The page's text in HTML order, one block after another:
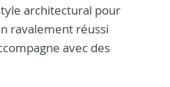
architectural pour
ravalement réussi
avec des